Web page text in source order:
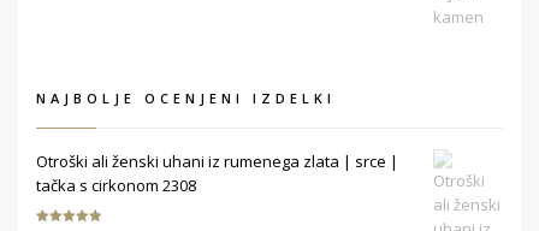
NAJBOLJE OCENJENI IZDELKI
Otroški ali ženski uhani iz rumenega zlata | srce |
tačka s cirkonom 2308